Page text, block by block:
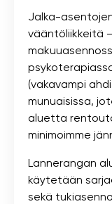
Jalka-
vääntöliikkeitä
(vakavampi
munuaisissa,
aluetta
minimoimme
Lannerangan
käytetään
sekä